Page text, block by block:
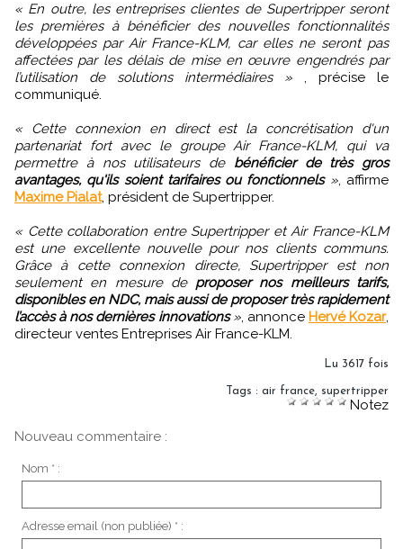
« En outre, les entreprises clientes de Supertripper seront
les premières à bénéficier des nouvelles fonctionnalités
développées par Air France-KLM, car elles ne seront pas
affectées par les délais de mise en œuvre engendrés par
l’utilisation de solutions intermédiaires » , précise le
communiqué.
« Cette connexion en direct est la concrétisation d'un
partenariat fort avec le groupe Air France-KLM, qui va
permettre à nos utilisateurs de bénéficier de très gros
avantages, qu'ils soient tarifaires ou fonctionnels », affirme
Maxime Pialat, président de Supertripper.
« Cette collaboration entre Supertripper et Air France-KLM
est une excellente nouvelle pour nos clients communs.
Grâce à cette connexion directe, Supertripper est non
seulement en mesure de proposer nos meilleurs tarifs,
disponibles en NDC, mais aussi de proposer très rapidement
l’accès à nos dernières innovations», annonce Hervé Kozar,
directeur ventes Entreprises Air France-KLM.
Lu 3617 fois
Tags : air france, supertripper
Notez
Nouveau commentaire :
Nom * :
Adresse email (non publiée) * :